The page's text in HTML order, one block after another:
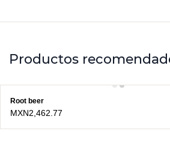
Productos
Root beer
MXN2,462.77